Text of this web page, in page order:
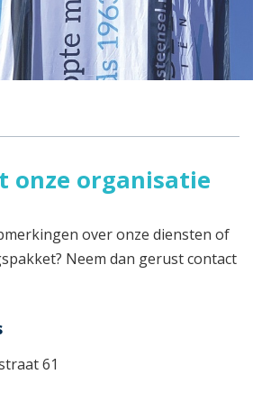
onze organisatie
over onze diensten of
Neem dan gerust contact
61